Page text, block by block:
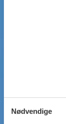
Nødvendige